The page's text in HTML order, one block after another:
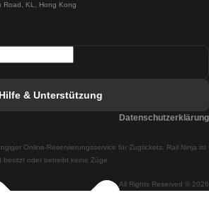
von Lissabon nach Madrid
von Lissabon nach Braga
von Braga nach Lissabon
Road, KL, Hong Kong
All Rights Reserved © 2026
Online-Reservierungsservice für Zugtickets. Rail Ninja ist
oder betreibt keine Züge.
Hilfe & Unterstützung
Datenschutzerklärung